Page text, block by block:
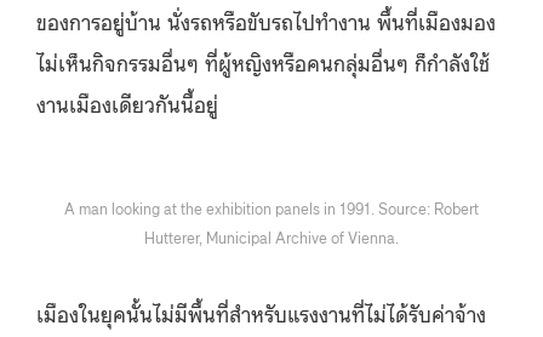
ของการอยู่บ้าน นั่งรถหรือขับรถไปทำงาน พื้นที่เมืองมอง
ไม่เห็นกิจกรรมอื่นๆ ที่ผู้หญิงหรือคนกลุ่มอื่นๆ ก็กำลังใช้
งานเมืองเดียวกันนี้อยู่
A man looking at the exhibition panels in 1991. Source: Robert
Hutterer, Municipal Archive of Vienna.
เมืองในยุคนั้นไม่มีพื้นที่สำหรับแรงงานที่ไม่ได้รับค่าจ้าง